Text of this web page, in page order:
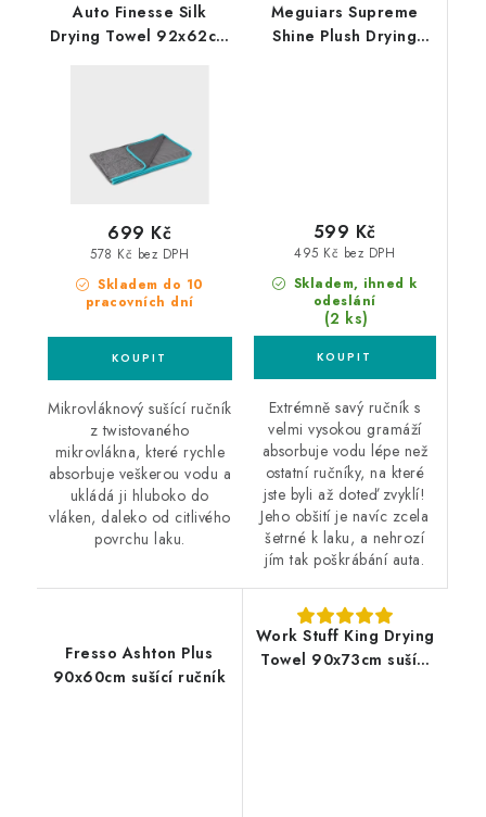
Auto Finesse Silk
Drying Towel 92x62cm
Skladem do 10
pracovních dní
578 Kč bez DPH
699 Kč
Mikrovláknový sušící ručník
z twistovaného
mikrovlákna, které rychle
absorbuje veškerou vodu a
ukládá ji hluboko do
vláken, daleko od citlivého
povrchu laku.
Meguiars Supreme
Shine Plush Drying
Skladem, ihned k
odeslání
(2 ks)
495 Kč bez DPH
599 Kč
Extrémně savý ručník s
velmi vysokou gramáží
absorbuje vodu lépe než
ostatní ručníky, na které
jste byli až doteď zvyklí!
Jeho obšití je navíc zcela
šetrné k laku, a nehrozí
jím tak poškrábání auta.
Fresso Ashton Plus
90x60cm sušící ručník
Work Stuff King Drying
Towel 90x73cm sušící